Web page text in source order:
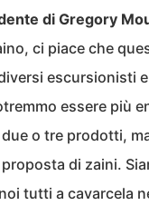
di Gregory
ci piace che
escursionisti
essere più
o tre prodotti,
di zaini.
tutti a cavarcela